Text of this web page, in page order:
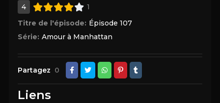
4
1
Titre de l'épisode: Épisode 107
Série: Amour à Manhattan
Partagez 0
Liens